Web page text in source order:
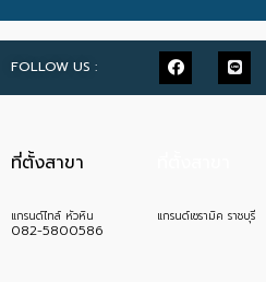
FOLLOW US :
ที่ตั้งสาขา
แกรนด์ไทล์ หัวหิน
082-5800586
แกรนด์เซรามิค ราชบุรี